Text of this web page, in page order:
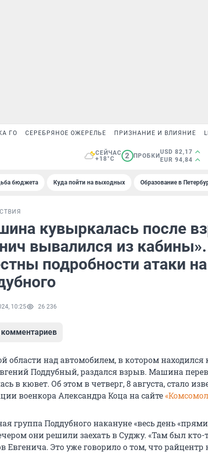
ГО СЕРЕБРЯНОЕ ОЖЕРЕЛЬЕ ПРИЗНАНИЕ И ВЛИЯНИЕ
СЕЙЧАС
+18°C
2 ПРОБКИ
USD 82,17
EUR 94,84
бюджета Куда пойти на выходных Образование в
кувыркалась после
вывалился из
подробности атаки
10:25 26 236
комментариев
области над автомобилем, в котором находился
Поддубный, раздался взрыв. Машина
в кювет. Об этом в четверг, 8 августа, стало
военкора Александра Коца на сайте
группа Поддубного накануне «весь день
они решили заехать в Суджу. «Там был
Евгенича. Это уже говорило о том, что райцентр